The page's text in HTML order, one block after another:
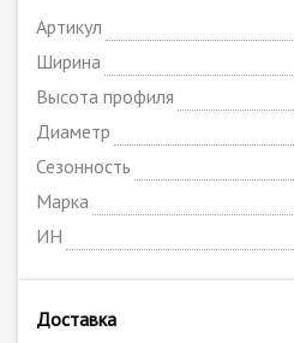
Артикул
Ширина
Высота профиля
Диаметр
Сезонность
Марка
ИН
Доставка